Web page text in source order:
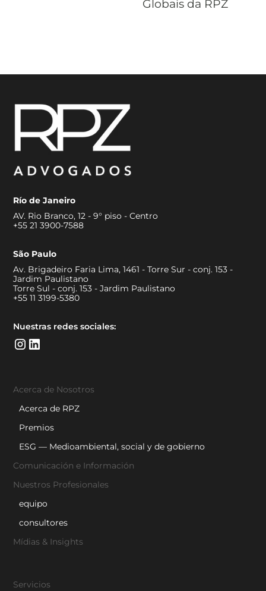
Globais da RPZ
Río de Janeiro
AV. Rio Branco, 12 - 9° piso - Centro
+55 21 3900-7588
São Paulo
Av. Brigadeiro Faria Lima, 1461 - Torre Sur - conj. 153 -
Jardim Paulistano
Torre Sul - conj. 153 - Jardim Paulistano
+55 11 3199-5380
Nuestras redes sociales:
Acerca de Nosotros
Acerca de RPZ
Premios
ESG — Medioambiental, social y de gobierno
Comunicación e Información
Nuestros Profesionales
equipo
consultores
Mídias & Insights
Servicios